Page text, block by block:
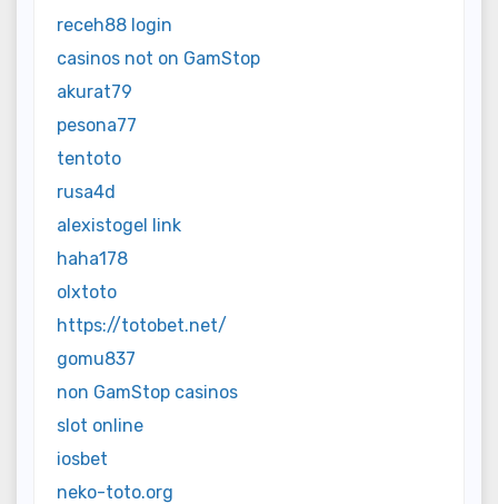
receh88 login
casinos not on GamStop
akurat79
pesona77
tentoto
rusa4d
alexistogel link
haha178
olxtoto
https://totobet.net/
gomu837
non GamStop casinos
slot online
iosbet
neko-toto.org